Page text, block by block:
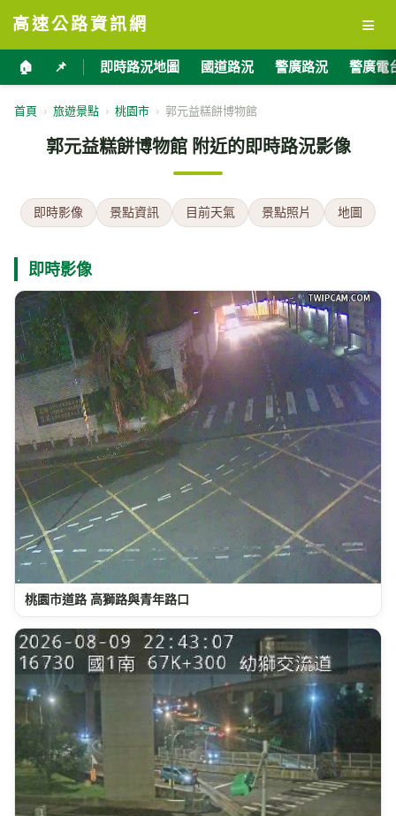
高速公路資訊網 ≡
🏠 📌 即時路況地圖 國道路況 警廣路況 警廣電
首頁 › 旅遊景點 › 桃園市 › 郭元益糕餅博物館
郭元益糕餅博物館 附近的即時路況影像
即時影像 景點資訊 目前天氣 景點照片 地圖
即時影像
桃園市道路 高獅路與青年路口